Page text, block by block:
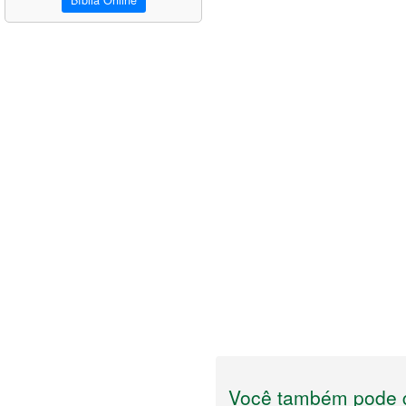
Você também pode